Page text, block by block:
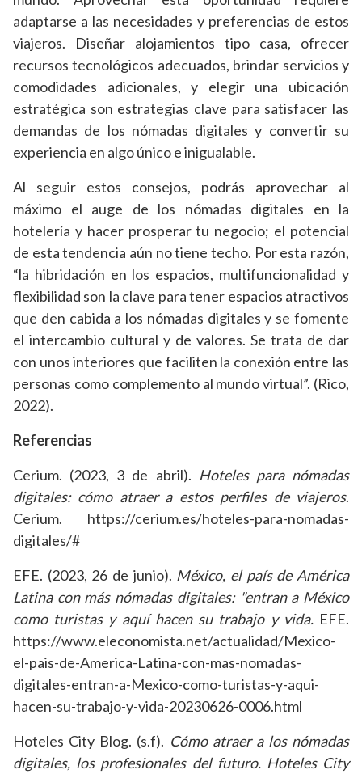
adaptarse a las necesidades y preferencias de estos
viajeros. Diseñar alojamientos tipo casa, ofrecer
recursos tecnológicos adecuados, brindar servicios y
comodidades adicionales, y elegir una ubicación
estratégica son estrategias clave para satisfacer las
demandas de los nómadas digitales y convertir su
experiencia en algo único e inigualable.
Al seguir estos consejos, podrás aprovechar al
máximo el auge de los nómadas digitales en la
hotelería y hacer prosperar tu negocio; el potencial
de esta tendencia aún no tiene techo. Por esta razón,
“la hibridación en los espacios, multifuncionalidad y
flexibilidad son la clave para tener espacios atractivos
que den cabida a los nómadas digitales y se fomente
el intercambio cultural y de valores. Se trata de dar
con unos interiores que faciliten la conexión entre las
personas como complemento al mundo virtual”. (Rico,
2022).
Referencias
Cerium. (2023, 3 de abril). Hoteles para nómadas
digitales: cómo atraer a estos perfiles de viajeros.
Cerium. https://cerium.es/hoteles-para-nomadas-
digitales/#
EFE. (2023, 26 de junio). México, el país de América
Latina con más nómadas digitales: "entran a México
como turistas y aquí hacen su trabajo y vida.EFE.
https://www.eleconomista.net/actualidad/Mexico-
el-pais-de-America-Latina-con-mas-nomadas-
digitales-entran-a-Mexico-como-turistas-y-aqui-
hacen-su-trabajo-y-vida-20230626-0006.html
Hoteles City Blog. (s.f). Cómo atraer a los nómadas
digitales, los profesionales del futuro. Hoteles City